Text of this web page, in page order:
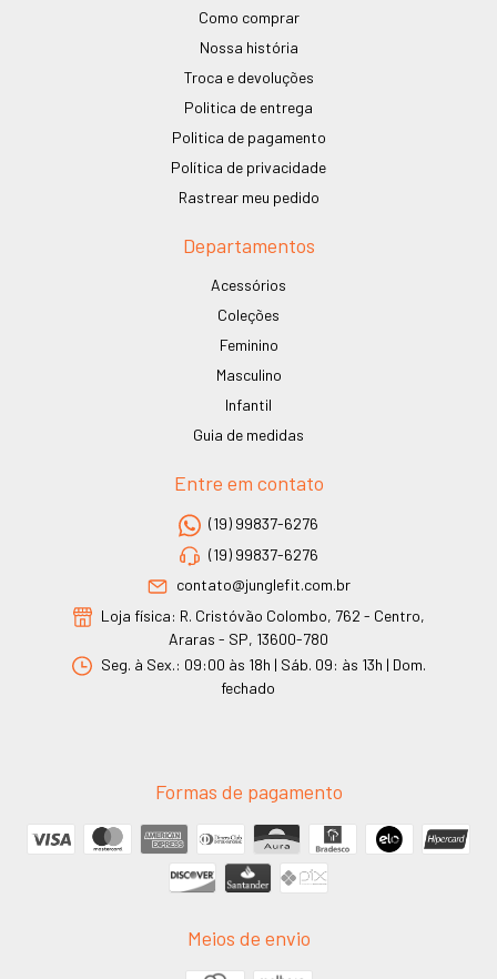
Como comprar
Nossa história
Troca e devoluções
Politica de entrega
Politica de pagamento
Política de privacidade
Rastrear meu pedido
Departamentos
Acessórios
Coleções
Feminino
Masculino
Infantil
Guia de medidas
Entre em contato
(19) 99837-6276
(19) 99837-6276
contato@junglefit.com.br
Loja física: R. Cristóvão Colombo, 762 - Centro,
Araras - SP, 13600-780
Seg. à Sex.: 09:00 às 18h | Sáb. 09: às 13h | Dom.
fechado
Formas de pagamento
Meios de envio